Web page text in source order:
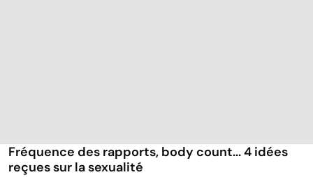
Fréquence des rapports, body count... 4 idées
reçues sur la sexualité